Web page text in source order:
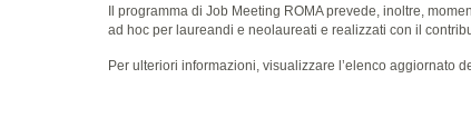
Il programma di Job Meeting ROMA prevede, inoltre,
ad hoc per laureandi e neolaureati e realizzati con il
Per ulteriori informazioni, visualizzare l’elenco aggiornato